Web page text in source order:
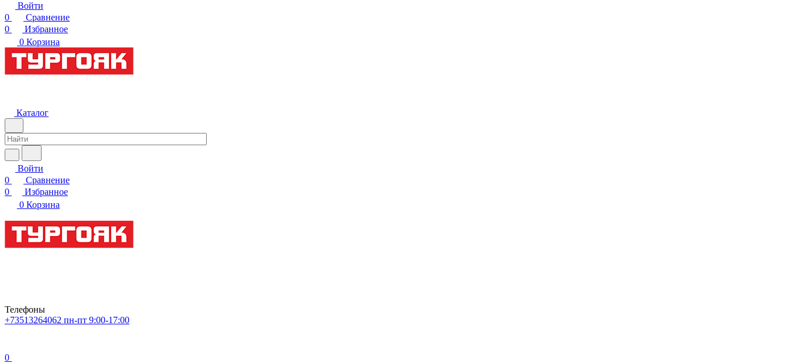
Войти
0
Сравнение
0
Избранное
0 Корзина
Каталог
Войти
0
Сравнение
0
Избранное
0 Корзина
Телефоны
+73513264062 пн-пт 9:00-17:00
0